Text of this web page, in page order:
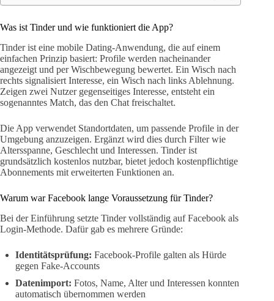
Was ist Tinder und wie funktioniert die App?
Tinder ist eine mobile Dating-Anwendung, die auf einem
einfachen Prinzip basiert: Profile werden nacheinander
angezeigt und per Wischbewegung bewertet. Ein Wisch nach
rechts signalisiert Interesse, ein Wisch nach links Ablehnung.
Zeigen zwei Nutzer gegenseitiges Interesse, entsteht ein
sogenanntes Match, das den Chat freischaltet.
Die App verwendet Standortdaten, um passende Profile in der
Umgebung anzuzeigen. Ergänzt wird dies durch Filter wie
Altersspanne, Geschlecht und Interessen. Tinder ist
grundsätzlich kostenlos nutzbar, bietet jedoch kostenpflichtige
Abonnements mit erweiterten Funktionen an.
Warum war Facebook lange Voraussetzung für Tinder?
Bei der Einführung setzte Tinder vollständig auf Facebook als
Login-Methode. Dafür gab es mehrere Gründe:
Identitätsprüfung: Facebook-Profile galten als Hürde
gegen Fake-Accounts
Datenimport: Fotos, Name, Alter und Interessen konnten
automatisch übernommen werden